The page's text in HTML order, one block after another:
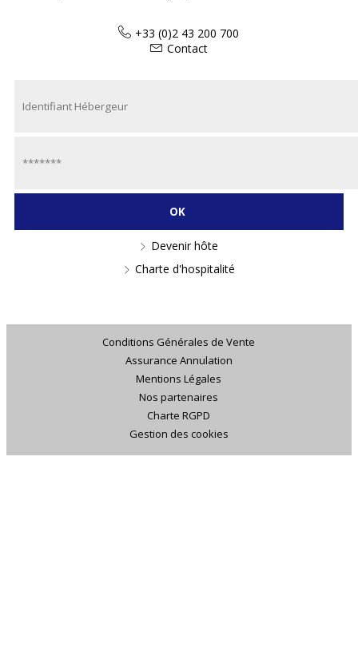
+33 (0)2 43 200 700
Contact
Devenir hôte
Charte d'hospitalité
Conditions Générales de Vente
Assurance Annulation
Mentions Légales
Nos partenaires
Charte RGPD
Gestion des cookies